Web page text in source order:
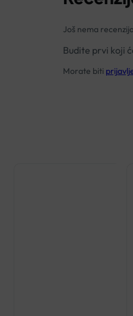
Još nema
Budite prvi koji
Morate biti